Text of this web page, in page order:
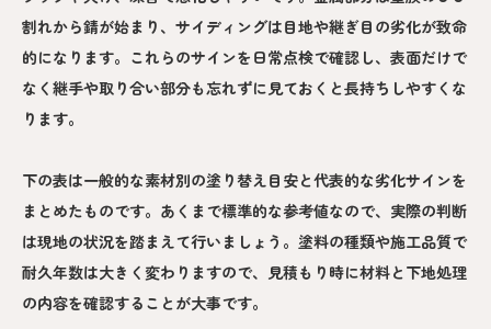
割れから錆が始まり、サイディングは目地や継ぎ目の劣化が致命
的になります。これらのサインを日常点検で確認し、表面だけで
なく継手や取り合い部分も忘れずに見ておくと長持ちしやすくな
ります。
下の表は一般的な素材別の塗り替え目安と代表的な劣化サインを
まとめたものです。あくまで標準的な参考値なので、実際の判断
は現地の状況を踏まえて行いましょう。塗料の種類や施工品質で
耐久年数は大きく変わりますので、見積もり時に材料と下地処理
の内容を確認することが大事です。